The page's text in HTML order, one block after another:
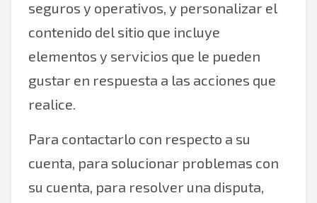
seguros y operativos, y personalizar el
contenido del sitio que incluye
elementos y servicios que le pueden
gustar en respuesta a las acciones que
realice.
Para contactarlo con respecto a su
cuenta, para solucionar problemas con
su cuenta, para resolver una disputa,